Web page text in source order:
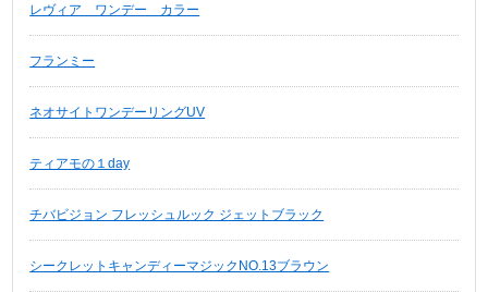
レヴィア ワンデー カラー
フランミー
ネオサイトワンデーリングUV
ティアモの１day
チバビジョン フレッシュルック ジェットブラック
シークレットキャンディーマジックNO.13ブラウン